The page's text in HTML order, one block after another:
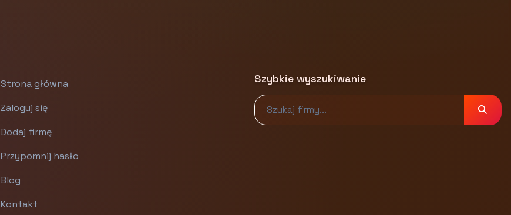
Strona główna
Zaloguj się
Dodaj firmę
Przypomnij hasło
Blog
Kontakt
Szybkie wyszukiwanie